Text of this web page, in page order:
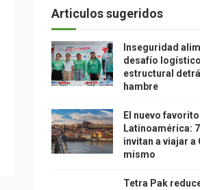
Articulos sugeridos
Inseguridad
desafío
estructural
hambre
El nuevo
Latinoamérica:
invitan a viajar a
mismo
Tetra Pak